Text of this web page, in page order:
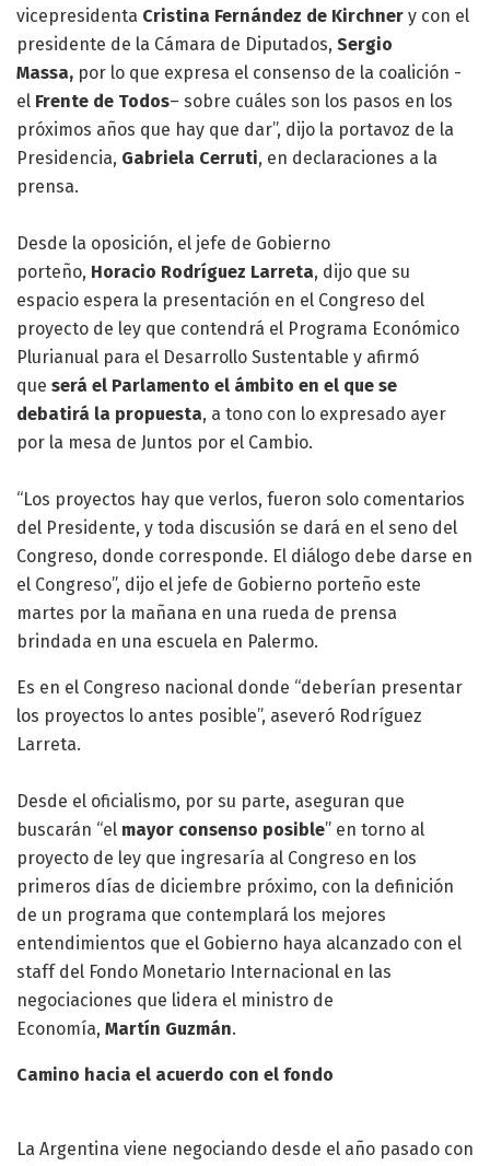
vicepresidenta Cristina Fernández de Kirchner y con el
presidente de la Cámara de Diputados, Sergio
Massa, por lo que expresa el consenso de la coalición -
el Frente de Todos– sobre cuáles son los pasos en los
próximos años que hay que dar”, dijo la portavoz de la
Presidencia, Gabriela Cerruti, en declaraciones a la
prensa.
Desde la oposición, el jefe de Gobierno
porteño, Horacio Rodríguez Larreta, dijo que su
espacio espera la presentación en el Congreso del
proyecto de ley que contendrá el Programa Económico
Plurianual para el Desarrollo Sustentable y afirmó
que será el Parlamento el ámbito en el que se
debatirá la propuesta, a tono con lo expresado ayer
por la mesa de Juntos por el Cambio.
“Los proyectos hay que verlos, fueron solo comentarios
del Presidente, y toda discusión se dará en el seno del
Congreso, donde corresponde. El diálogo debe darse en
el Congreso”, dijo el jefe de Gobierno porteño este
martes por la mañana en una rueda de prensa
brindada en una escuela en Palermo.
Es en el Congreso nacional donde “deberían presentar
los proyectos lo antes posible”, aseveró Rodríguez
Larreta.
Desde el oficialismo, por su parte, aseguran que
buscarán “el mayor consenso posible” en torno al
proyecto de ley que ingresaría al Congreso en los
primeros días de diciembre próximo, con la definición
de un programa que contemplará los mejores
entendimientos que el Gobierno haya alcanzado con el
staff del Fondo Monetario Internacional en las
negociaciones que lidera el ministro de
Economía, Martín Guzmán.
Camino hacia el acuerdo con el fondo
La Argentina viene negociando desde el año pasado con